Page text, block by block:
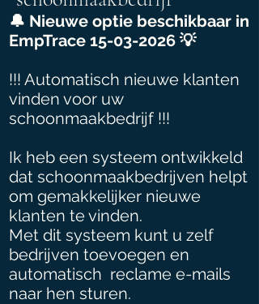
🔔 Nieuwe optie beschikbaar in
EmpTrace 15-03-2026 💡
!!! Automatisch nieuwe klanten
vinden voor uw
schoonmaakbedrijf !!!
Ik heb een systeem ontwikkeld
dat schoonmaakbedrijven helpt
om gemakkelijker nieuwe
klanten te vinden.
Met dit systeem kunt u zelf
bedrijven toevoegen en
automatisch reclame e-mails
naar hen sturen.